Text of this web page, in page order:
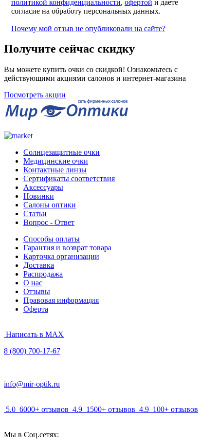
политикой конфиденциальности, офертой и даете
согласие на обработу персональных данных.
Почему мой отзыв не опубликовали на сайте?
Получите сейчас скидку
Вы можете купить очки со скидкой! Ознакомьтесь с
действующими акциями салонов и интернет-магазина
Посмотреть акции
Солнцезащитные очки
Медицинские очки
Контактные линзы
Сертификаты соответствия
Аксессуары
Новинки
Салоны оптики
Статьи
Вопрос - Ответ
Способы оплаты
Гарантия и возврат товара
Карточка организации
Доставка
Распродажа
О нас
Отзывы
Правовая информация
Оферта
Написать в MAX
8 (800) 700-17-67
info@mir-optik.ru
5.0 6000+ отзывов 4.9 1500+ отзывов 4.9 100+ отзывов
Мы в Соц.сетях: